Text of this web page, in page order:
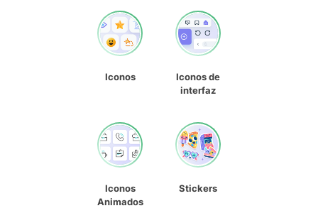
Iconos
Iconos de
interfaz
Iconos
Animados
Stickers